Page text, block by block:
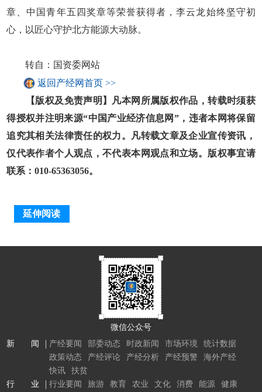
章、中国青年五四奖章等荣誉获得者，李云龙始终坚守初
心，以匠心守护北方能源大动脉。
转自：国资委网站
返回产经网首页 >>
【版权及免责声明】凡本网所属版权作品，转载时须获
得授权并注明来源“中国产业经济信息网”，违者本网将保留
追究其相关法律责任的权力。凡转载文章及企业宣传资讯，
仅代表作者个人观点，不代表本网观点和立场。版权事宜请
联系：010-65363056。
延伸阅读
微信公众号
新 闻
产经要闻 部委动态 时政新闻 市场环境
统计数据
政策动态
产经评论 产经分析 产经预警
海外产经
快讯
扶贫
行 业
行业要闻 旅游 教育 农业 文化 消费 能源 健康